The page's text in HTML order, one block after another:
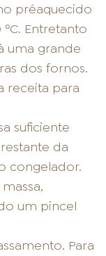
préaquecido
Entretanto
uma grande
dos fornos.
receita para
suficiente
da
congelador.
um pincel
Para